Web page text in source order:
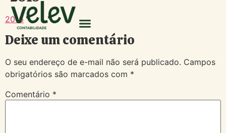
2016
Deixe um comentário
O seu endereço de e-mail não será publicado. Campos
obrigatórios são marcados com *
Comentário *